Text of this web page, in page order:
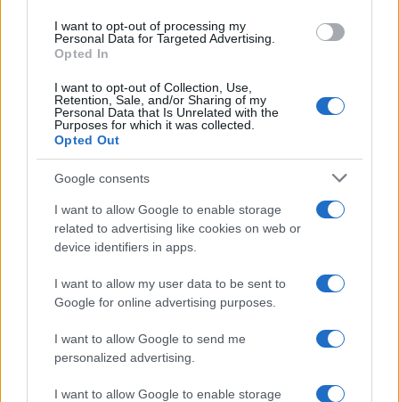
I want to opt-out of processing my
Personal Data for Targeted Advertising.
Opted In
I want to opt-out of Collection, Use,
Retention, Sale, and/or Sharing of my
Personal Data that Is Unrelated with the
Purposes for which it was collected.
Opted Out
Google consents
I want to allow Google to enable storage
related to advertising like cookies on web or
device identifiers in apps.
I want to allow my user data to be sent to
Google for online advertising purposes.
I want to allow Google to send me
personalized advertising.
I want to allow Google to enable storage
Continua a leggere
LIFESTYLE
Come abbinare i pantaloni Capri con le kitten heels:
consigli e ispirazioni
Camilla Fiore · 6 Ago 2026